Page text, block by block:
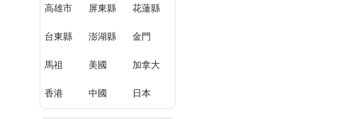
高雄市 屏東縣 花蓮縣
台東縣 澎湖縣 金門
馬祖 美國 加拿大
香港 中國 日本